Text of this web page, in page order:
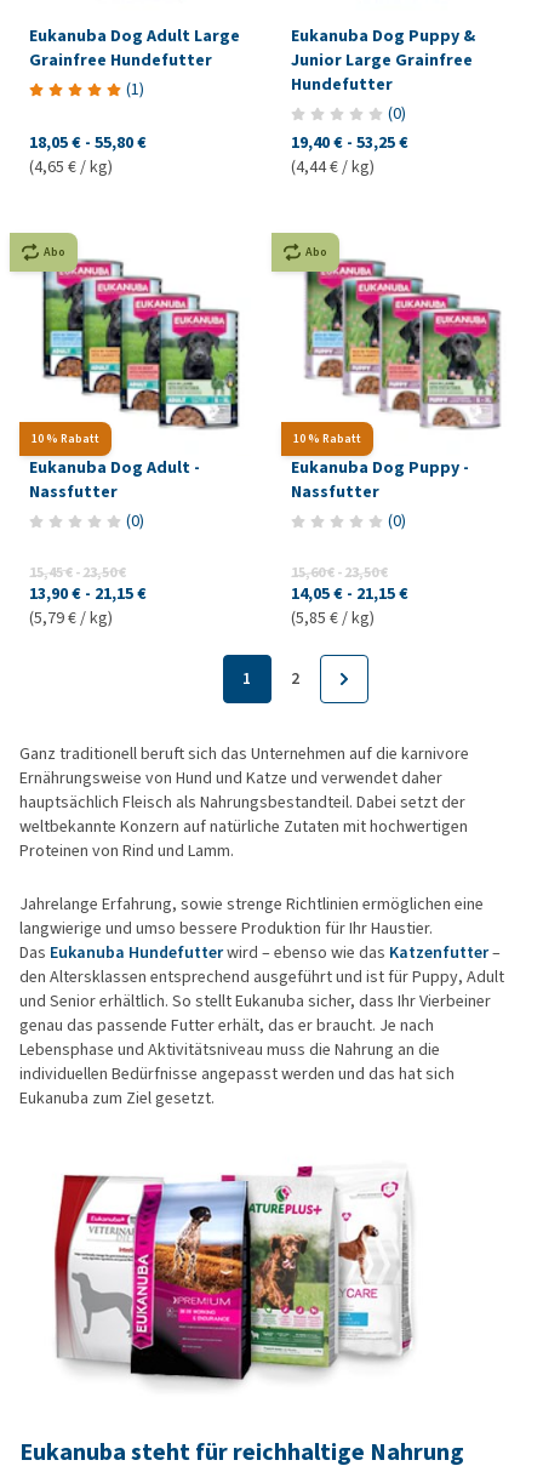
Eukanuba Dog Adult Large
Grainfree Hundefutter
(1)
18,05 € - 55,80 €
(4,65 € / kg)
Eukanuba Dog Puppy &
Junior Large Grainfree
Hundefutter
(0)
19,40 € - 53,25 €
(4,44 € / kg)
10 % Rabatt
Abo
Eukanuba Dog Adult -
Nassfutter
(0)
15,45 €-23,50 €
13,90 € - 21,15 €
(5,79 € / kg)
10 % Rabatt
Abo
Eukanuba Dog Puppy -
Nassfutter
(0)
15,60 €-23,50 €
14,05 € - 21,15 €
(5,85 € / kg)
1 2
Ganz traditionell beruft sich das Unternehmen auf die karnivore
Ernährungsweise von Hund und Katze und verwendet daher
hauptsächlich Fleisch als Nahrungsbestandteil. Dabei setzt der
weltbekannte Konzern auf natürliche Zutaten mit hochwertigen
Proteinen von Rind und Lamm.
Jahrelange Erfahrung, sowie strenge Richtlinien ermöglichen eine
langwierige und umso bessere Produktion für Ihr Haustier.
Das Eukanuba Hundefutterwird – ebenso wie das Katzenfutter–
den Altersklassen entsprechend ausgeführt und ist für Puppy, Adult
und Senior erhältlich. So stellt Eukanuba sicher, dass Ihr Vierbeiner
genau das passende Futter erhält, das er braucht. Je nach
Lebensphase und Aktivitätsniveau muss die Nahrung an die
individuellen Bedürfnisse angepasst werden und das hat sich
Eukanuba zum Ziel gesetzt.
Eukanuba steht für reichhaltige Nahrung